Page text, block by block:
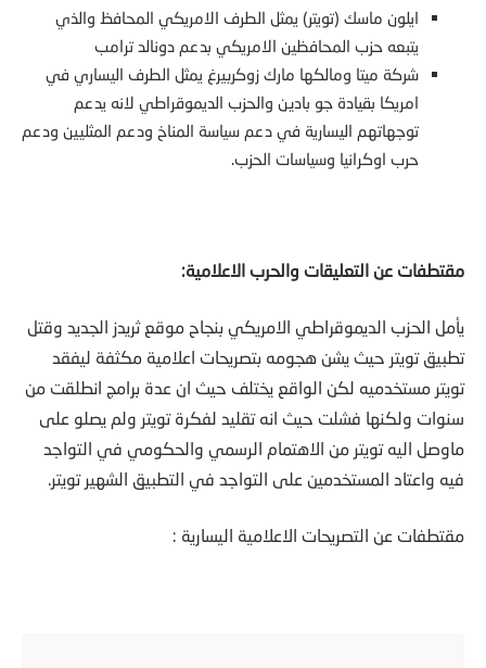
ايلون ماسك (تويتر) يمثل الطرف الامريكي المحافظ والذي
يتبعه حزب المحافظين الامريكي بدعم دونالد ترامب
شركة ميتا ومالكها مارك زوكربيرغ يمثل الطرف اليساري في
امريكا بقيادة جو بادين والحزب الديموقراطي لانه يدعم
توجهاتهم اليسارية في دعم سياسة المناخ ودعم المثليين ودعم
حرب اوكرانيا وسياسات الحزب.
مقتطفات عن التعليقات والحرب الاعلامية:
يأمل الحزب الديموقراطي الامريكي بنجاح موقع ثريدز الجديد وقتل
تطبيق تويتر حيث يشن هجومه بتصريحات اعلامية مكثفة ليفقد
تويتر مستخدميه لكن الواقع يختلف حيث ان عدة برامج انطلقت من
سنوات ولكنها فشلت حيث انه تقليد لفكرة تويتر ولم يصلو على
ماوصل اليه تويتر من الاهتمام الرسمي والحكومي في التواجد
فيه واعتاد المستخدمين على التواجد في التطبيق الشهير تويتر.
مقتطفات عن التصريحات الاعلامية اليسارية :